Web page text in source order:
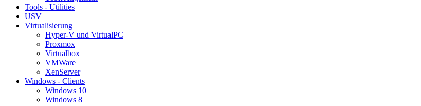
Tools - Utilities
USV
Virtualisierung
Hyper-V und VirtualPC
Proxmox
Virtualbox
VMWare
XenServer
Windows - Clients
Windows 10
Windows 8